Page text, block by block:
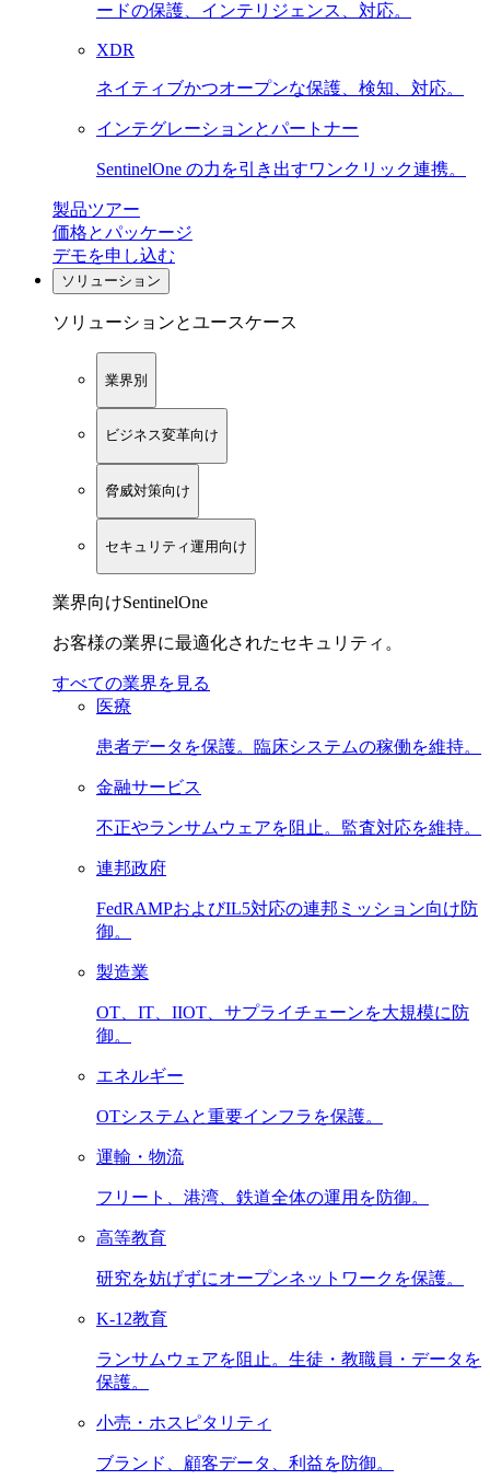
ードの保護、インテリジェンス、対応。
XDR
ネイティブかつオープンな保護、検知、対応。
インテグレーションとパートナー
SentinelOne の力を引き出すワンクリック連携。
製品ツアー
価格とパッケージ
デモを申し込む
ソリューション
ソリューションとユースケース
業界別
ビジネス変革向け
脅威対策向け
セキュリティ運用向け
業界向けSentinelOne
お客様の業界に最適化されたセキュリティ。
すべての業界を見る
医療
患者データを保護。臨床システムの稼働を維持。
金融サービス
不正やランサムウェアを阻止。監査対応を維持。
連邦政府
FedRAMPおよびIL5対応の連邦ミッション向け防
御。
製造業
OT、IT、IIOT、サプライチェーンを大規模に防
御。
エネルギー
OTシステムと重要インフラを保護。
運輸・物流
フリート、港湾、鉄道全体の運用を防御。
高等教育
研究を妨げずにオープンネットワークを保護。
K-12教育
ランサムウェアを阻止。生徒・教職員・データを
保護。
小売・ホスピタリティ
ブランド、顧客データ、利益を防御。